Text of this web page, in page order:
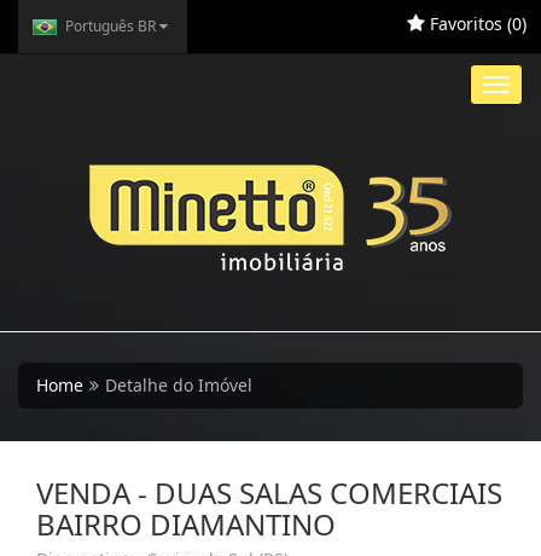
Português BR Favoritos (0)
Home Detalhe do Imóvel
VENDA - DUAS SALAS COMERCIAIS
BAIRRO DIAMANTINO